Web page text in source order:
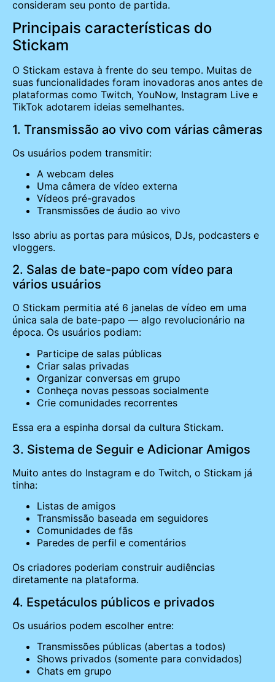
consideram seu ponto de partida.
Principais características do
Stickam
O Stickam estava à frente do seu tempo. Muitas de
suas funcionalidades foram inovadoras anos antes de
plataformas como Twitch, YouNow, Instagram Live e
TikTok adotarem ideias semelhantes.
1. Transmissão ao vivo com várias câmeras
Os usuários podem transmitir:
A webcam deles
Uma câmera de vídeo externa
Vídeos pré-gravados
Transmissões de áudio ao vivo
Isso abriu as portas para músicos, DJs, podcasters e
vloggers.
2. Salas de bate-papo com vídeo para
vários usuários
O Stickam permitia até 6 janelas de vídeo em uma
única sala de bate-papo — algo revolucionário na
época. Os usuários podiam:
Participe de salas públicas
Criar salas privadas
Organizar conversas em grupo
Conheça novas pessoas socialmente
Crie comunidades recorrentes
Essa era a espinha dorsal da cultura Stickam.
3. Sistema de Seguir e Adicionar Amigos
Muito antes do Instagram e do Twitch, o Stickam já
tinha:
Listas de amigos
Transmissão baseada em seguidores
Comunidades de fãs
Paredes de perfil e comentários
Os criadores poderiam construir audiências
diretamente na plataforma.
4. Espetáculos públicos e privados
Os usuários podem escolher entre:
Transmissões públicas (abertas a todos)
Shows privados (somente para convidados)
Chats em grupo